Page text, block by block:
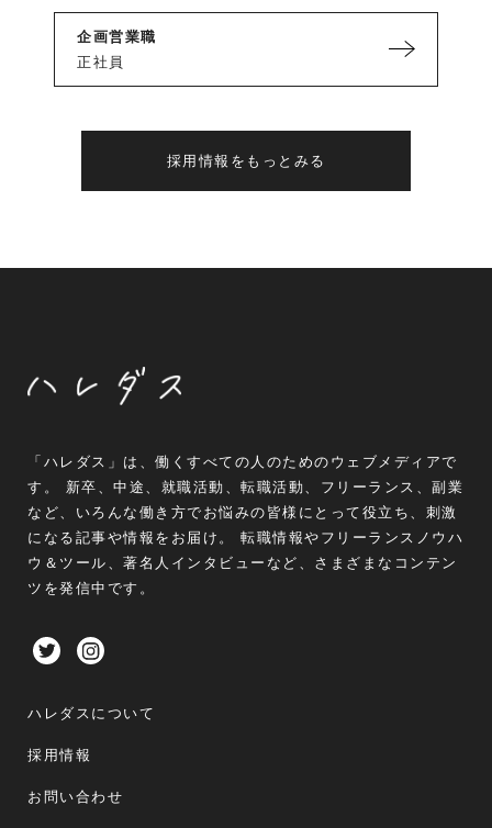
企画営業職
正社員
採用情報をもっとみる
「ハレダス」は、働くすべての人のためのウェブメディアで
す。 新卒、中途、就職活動、転職活動、フリーランス、副業
など、いろんな働き方でお悩みの皆様にとって役立ち、刺激
になる記事や情報をお届け。 転職情報やフリーランスノウハ
ウ＆ツール、著名人インタビューなど、さまざまなコンテン
ツを発信中です。
ハレダスについて
採用情報
お問い合わせ